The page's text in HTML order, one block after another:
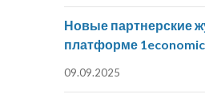
Новые партнерские
платформе
09.09.2025